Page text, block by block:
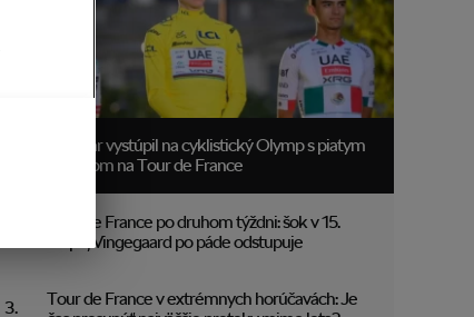
Pogačar vystúpil na cyklistický Olymp s piatym
triumfom na Tour de France
Tour de France po druhom týždni: šok v 15.
etape, Vingegaard po páde odstupuje
Tour de France v extrémnych horúčavách: Je